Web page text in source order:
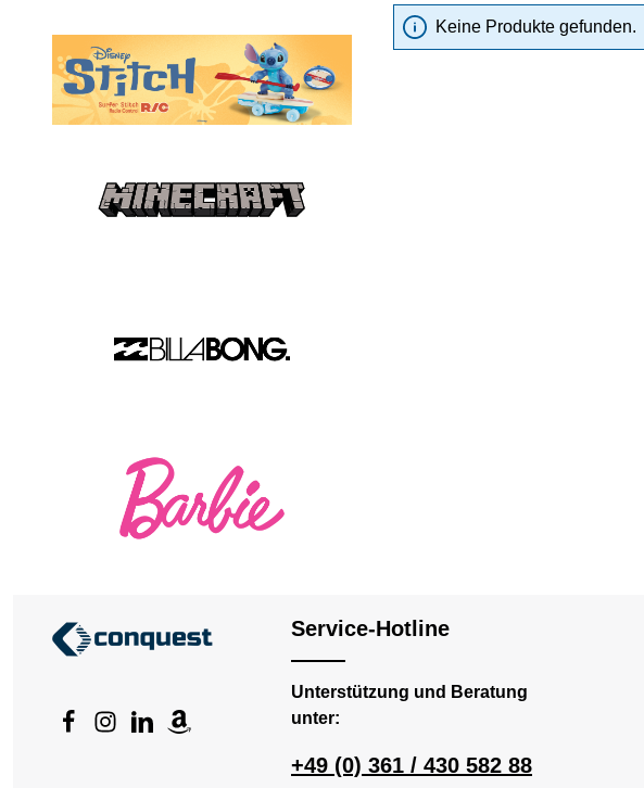
Keine Produkte gefunden.
Service-Hotline
Unterstützung und Beratung
unter:
+49 (0) 361 / 430 582 88